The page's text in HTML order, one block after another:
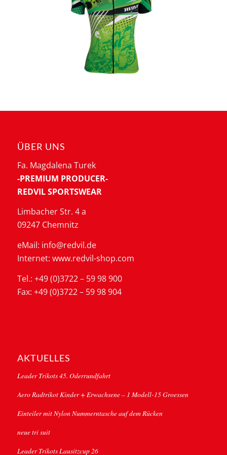
ÜBER UNS
Fa. Magdalena Turek
-PREMIUM PRODUCER-
REDVIL SPORTSWEAR
Limbacher Str. 4 a
09247 Chemnitz
eMail: info@redvil.de
Internet: www.redvil-shop.com
Tel.: +49 (0)3722 – 59 98 900
Fax: +49 (0)3722 – 59 98 904
AKTUELLES
Leader Trikots 45. Oderrundfahrt
Aero Radtrikot Kinder + Erwachsene – 1 Modell-15 Groessen
Einteiler mit Nylon Nummerntasche auf dem Rücken
neue tri suit
Leader Trikots Lausitzcup 26